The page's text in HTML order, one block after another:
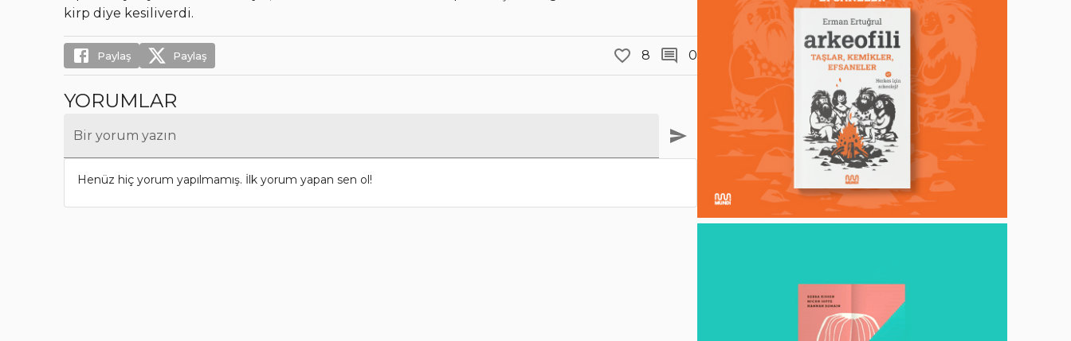
kirp diye kesiliverdi.
Paylaş Paylaş 8 0
YORUMLAR
Bir yorum yazın
Henüz hiç yorum yapılmamış. İlk yorum yapan sen ol!